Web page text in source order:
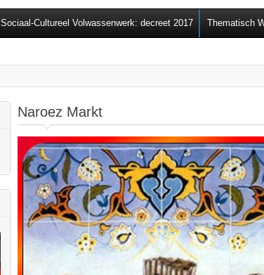
algemene
Sociaal-Cultureel Volwassenwerk: decreet 2017 Thematisch
Naroez Markt